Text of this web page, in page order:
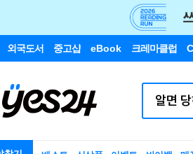
외국도서 중고샵 eBook 크레마클럽